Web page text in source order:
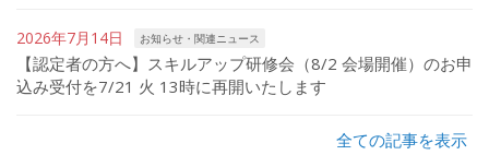
2026年7月14日 お知らせ・関連ニュース
【認定者の方へ】スキルアップ研修会（8/2 会場開催）のお申
込み受付を7/21 火 13時に再開いたします
全ての記事を表示